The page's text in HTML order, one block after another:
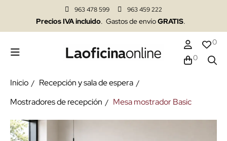
963 478 599 963 459 222
Precios IVA incluido. Gastos de envíoGRATIS.
0
0
Inicio
Recepción y sala de espera
Mostradores de recepción
Mesa mostrador Basic